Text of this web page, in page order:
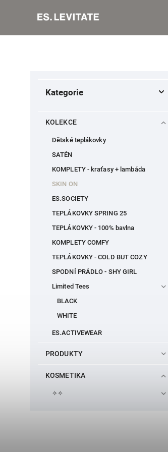
Kategorie
KOLEKCE
Dětské teplákovky
SATÉN
KOMPLETY - kraťasy + lambáda
SKIN ON
ES.SOCIETY
TEPLÁKOVKY SPRING 25
TEPLÁKOVKY - 100% bavlna
KOMPLETY COMFY
TEPLÁKOVKY - COLD BUT COZY
SPODNÍ PRÁDLO - SHY GIRL
Limited Tees
BLACK
WHITE
ES.ACTIVEWEAR
PRODUKTY
KOSMETIKA
✧✧